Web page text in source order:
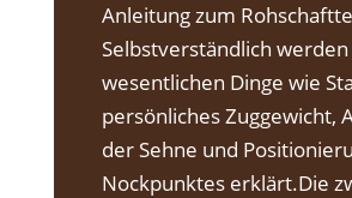
Anleitung zum
Selbstverständlich werden
wesentlichen Dinge wie
persönliches Zuggewicht,
der Sehne und
Nockpunktes erklärt.Die